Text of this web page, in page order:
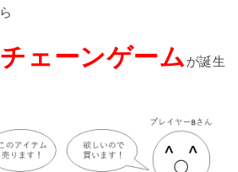
ェーンゲームが誕生